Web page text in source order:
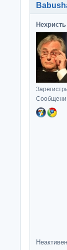
Нехристь
Неактивен